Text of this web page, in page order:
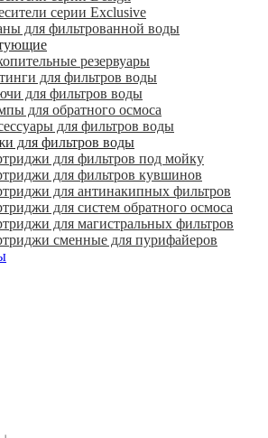
серии Exclusive
для фильтрованной воды
резервуары
для фильтров воды
для фильтров воды
для обратного осмоса
для фильтров воды
для фильтров воды
для фильтров под мойку
для фильтров кувшинов
для антинакипных фильтров
для систем обратного осмоса
для магистральных фильтров
сменные для пурифайеров